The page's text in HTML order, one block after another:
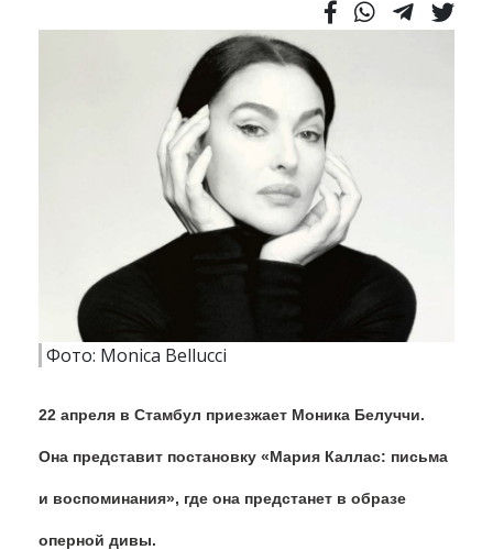
Фото: Monica Bellucci
22 апреля в Стамбул приезжает Моника Белуччи.
Она представит постановку «Мария Каллас: письма
и воспоминания», где она предстанет в образе
оперной дивы.